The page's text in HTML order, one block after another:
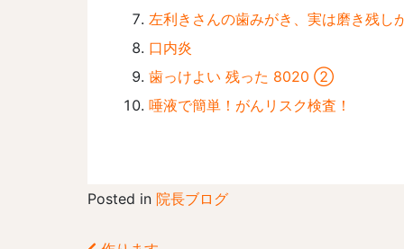
左利きさんの歯みがき、実は磨き残し
口内炎
歯っけよい 残った 8020 ②
唾液で簡単！がんリスク検査！
Posted in 院長ブログ